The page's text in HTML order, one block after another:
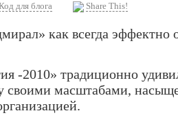
для блога Share This!
как всегда эффектно
-2010» традиционно
своими масштабами,